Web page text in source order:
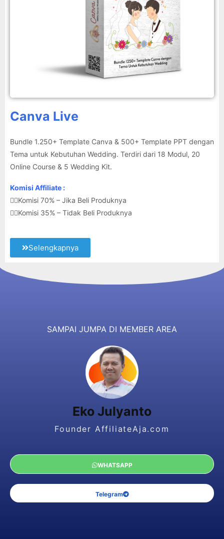
Canva Live
Bundle 1.250+ Template Canva & 500+ Template PPT dengan
Tema untuk Kebutuhan Wedding. Terdiri dari 18 Modul, 20
Online Course & 5 Wedding Kit.
Komisi Affiliate :
👉🏽Komisi 70% – Jika Beli Produknya
👉🏽Komisi 35% – Tidak Beli Produknya
Selengkapnya
SAMPAI JUMPA DI MEMBER AREA
Eko Julyanto
Founder AffiliateAja.com
WHATSAPP
Telegram